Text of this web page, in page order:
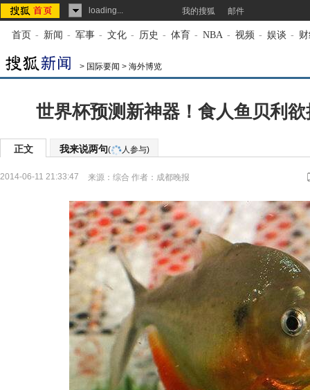
loading... 我的搜狐 邮件
首页 - 新闻 - 军事 - 文化 - 历史 - 体育 - NBA - 视频 - 娱谈 -
> 国际要闻 > 海外博览
世界杯预测新神器！食人鱼贝利
正文 我来说两句( 人参与)
2014-06-11 21:33:47 来源： 综合 作者：成都晚报